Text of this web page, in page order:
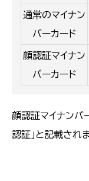
通常のマイナン
バーカード
顔認証マイナン
バーカード
顔認証マイナンバ
認証」と記載されま